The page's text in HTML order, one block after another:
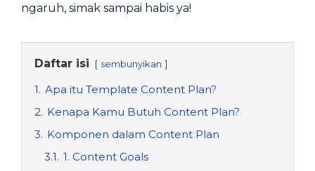
ngaruh, simak sampai habis ya!
Daftar isi sembunyikan
1. Apa itu Template Content Plan?
2. Kenapa Kamu Butuh Content Plan?
3. Komponen dalam Content Plan
3.1. 1. Content Goals